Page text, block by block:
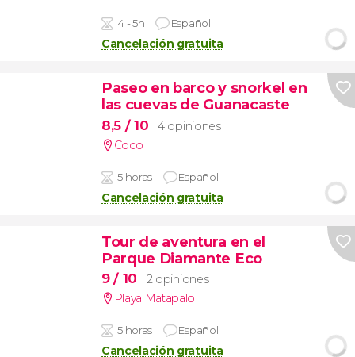
4 - 5h Español
Cancelación gratuita
Paseo en barco y snorkel en
las cuevas de Guanacaste
8,5 / 10
4 opiniones
Coco
5 horas Español
Cancelación gratuita
Tour de aventura en el
Parque Diamante Eco
9/ 10
2 opiniones
Playa Matapalo
5 horas Español
Cancelación gratuita